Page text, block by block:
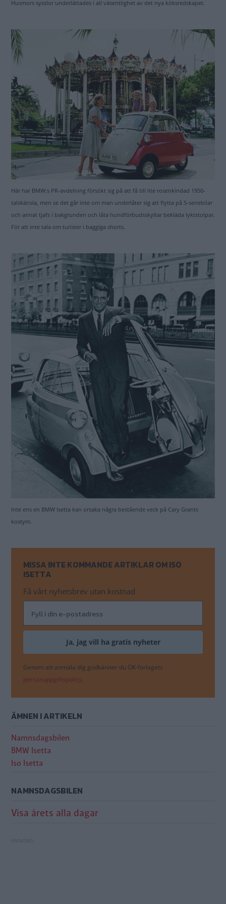
Husmors sysslor underlättades i all väsentlighet av det nya köksredskapet.
Här har BMW:s PR-avdelning försökt sig på att få till lite rosenkindad 1950-
talskänsla, men se det går inte om man underlåter sig att flytta på 5-seriebilar
och annat tjafs i bakgrunden och låta hundförbudsskyltar bekläda lyktstolpar.
För att inte tala om turister i baggiga shorts.
Inte ens en BMW Isetta kan orsaka några bestående veck på Cary Grants
kostym.
MISSA INTE KOMMANDE ARTIKLAR OM ISO
ISETTA
Få vårt nyhetsbrev utan kostnad
Genom att anmäla dig godkänner du OK-förlagets
personuppgiftspolicy.
ÄMNEN I ARTIKELN
Namnsdagsbilen
BMW Isetta
Iso Isetta
NAMNSDAGSBILEN
Visa årets alla dagar